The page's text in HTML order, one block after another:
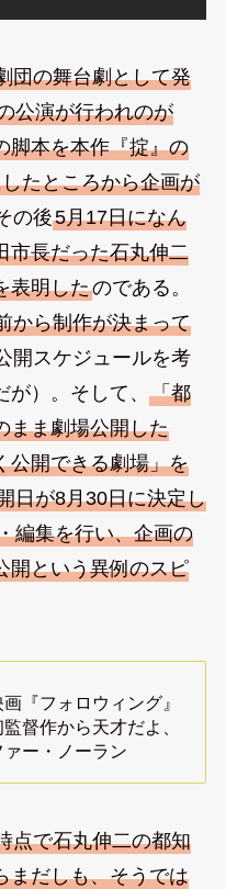
団の舞台劇として発
公演が行われのが
脚本を本作『掟』の
たところから企画が
の後5月17日になん
市長だった石丸伸二
表明したのである。
から制作が決まって
開スケジュールを考
）。そして、 「都
まま劇場公開した
公開できる劇場」を
日が8月30日に決定し
編集を行い、企画の
開という異例のスピ
画『フォロウィング』
督作から天才だよ、
ァー・ノーラン
点で石丸伸二の都知
まだしも、そうでは